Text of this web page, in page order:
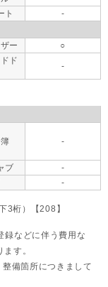
ト -
ー
○
ド
-
-
ブ
-
-
3桁）【208】
録などに伴う費用な
す。
備箇所につきまして